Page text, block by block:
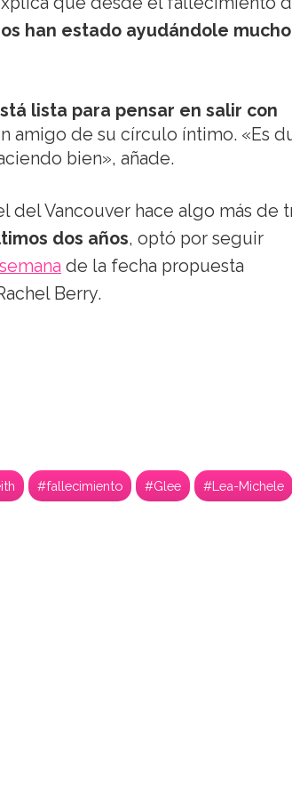
han estado ayudándole
lista para pensar en salir con
amigo de su círculo íntimo. «Es
bien», añade.
del Vancouver hace algo más de
dos años, optó por seguir
de la fecha propuesta
Berry.
#fallecimiento #Glee #Lea-Michele